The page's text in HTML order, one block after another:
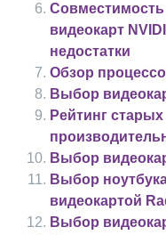
Совместимость
видеокарт
недостатки
Обзор
Выбор
Рейтинг
Выбор
Выбор
видеокартой
Выбор